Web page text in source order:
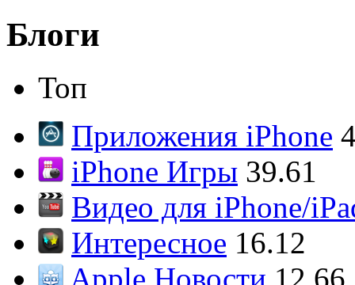
Блоги
Топ
Приложения iPhone
iPhone Игры 39.61
Видео для iPhone/
Интересное 16.12